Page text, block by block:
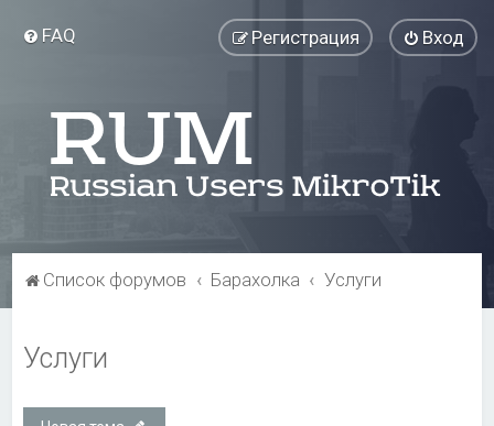
FAQ Вход
Регистрация
Список форумов Барахолка Услуги
Услуги